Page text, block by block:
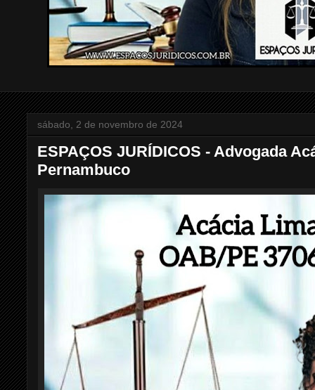
sábado, 2 de novembro de 2024
ESPAÇOS JURÍDICOS - Advogada
Pernambuco